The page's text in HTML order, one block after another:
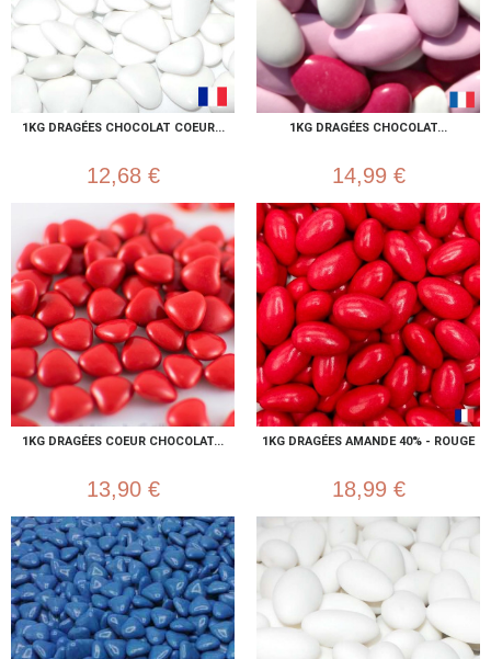
1KG DRAGÉES CHOCOLAT COEUR...
12,68 €
1KG DRAGÉES CHOCOLAT...
14,99 €
1KG DRAGÉES COEUR CHOCOLAT...
13,90 €
1KG DRAGÉES AMANDE 40% - ROUGE
18,99 €